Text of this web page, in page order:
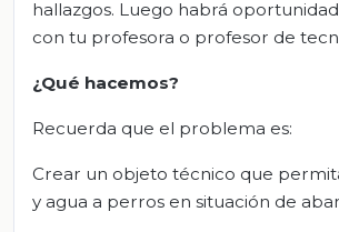
hallazgos. Luego habrá
con tu profesora o profesor de
¿Qué hacemos?
Recuerda que el problema es:
Crear un objeto técnico que
y agua a perros en situación de